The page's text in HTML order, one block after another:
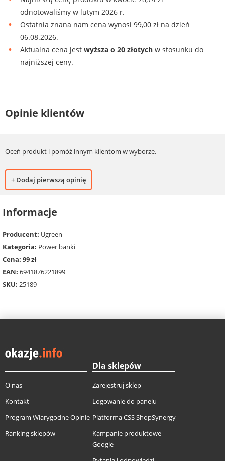
odnotowaliśmy w lutym 2026 r.
Ostatnia znana nam cena wynosi 99,00 zł na dzień
06.08.2026.
Aktualna cena jest wyższa o 20 złotych w stosunku do
najniższej ceny.
Opinie klientów
Oceń produkt i pomóż innym klientom w wyborze.
+ Dodaj pierwszą opinię
Informacje
Producent: Ugreen
Kategoria: Power banki
Cena: 99 zł
EAN: 6941876221899
SKU: 25189
O nas
Kontakt
Program Wiarygodne Opinie
Ranking sklepów
Dla sklepów
Zarejestruj sklep
Logowanie do panelu
Platforma CSS ShopSynergy
Kampanie produktowe
Google